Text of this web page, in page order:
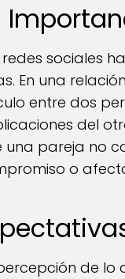
redes sociales
En una
entre dos
del
una pareja no
o
de lo